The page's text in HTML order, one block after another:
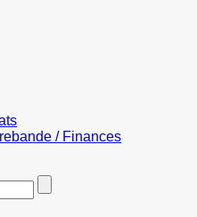
/ Finances